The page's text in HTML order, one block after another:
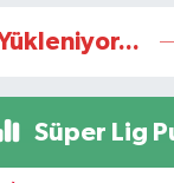
Süper Lig